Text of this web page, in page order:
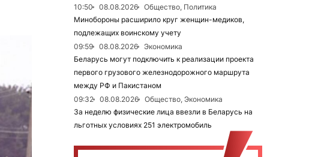
10:50
08.08.2026
Общество, Политика
Минобороны расширило круг женщин-медиков,
подлежащих воинскому учету
09:59
08.08.2026
Экономика
Беларусь могут подключить к реализации проекта
первого грузового железнодорожного маршрута
между РФ и Пакистаном
09:32
08.08.2026
Общество, Экономика
За неделю физические лица ввезли в Беларусь на
льготных условиях 251 электромобиль